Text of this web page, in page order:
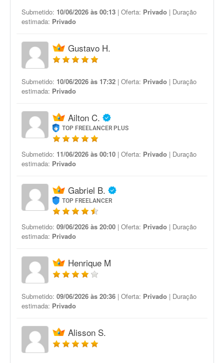
Submetido: 10/06/2026 às 00:13 | Oferta: Privado | Duração
estimada: Privado
Gustavo H.
Submetido: 10/06/2026 às 17:32 | Oferta: Privado | Duração
estimada: Privado
Ailton C.
TOP FREELANCER PLUS
Submetido: 11/06/2026 às 00:10 | Oferta: Privado | Duração
estimada: Privado
Gabriel B.
TOP FREELANCER
Submetido: 09/06/2026 às 20:00 | Oferta: Privado | Duração
estimada: Privado
Henrique M
Submetido: 09/06/2026 às 20:36 | Oferta: Privado | Duração
estimada: Privado
Alisson S.